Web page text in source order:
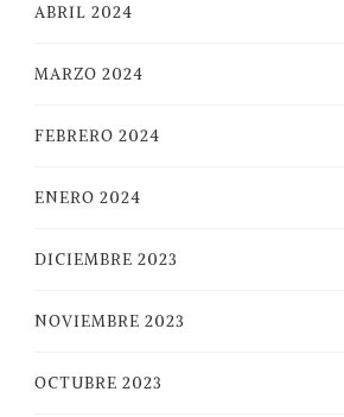
ABRIL 2024
MARZO 2024
FEBRERO 2024
ENERO 2024
DICIEMBRE 2023
NOVIEMBRE 2023
OCTUBRE 2023